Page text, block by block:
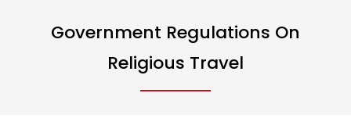
Government Regulations On
Religious Travel